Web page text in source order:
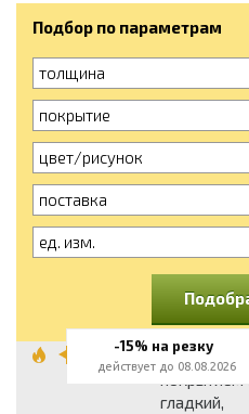
Подбор по параметрам
толщина
покрытие
цвет/рисунок
поставка
ед. изм.
Лист с
покрытием
гладкий,
-15% на резку
действует до 08.08.2026